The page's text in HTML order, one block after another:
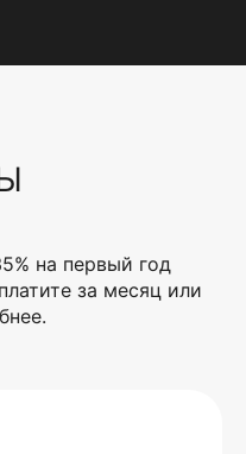
на первый год
за месяц или